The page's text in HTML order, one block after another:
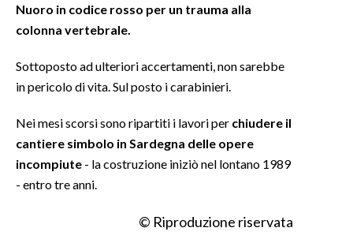
#CARAUNIONE
INSULARITÀ
INFO AZIENDE
ANNUNCI
Nuoro in codice rosso per un trauma alla
colonna vertebrale.
Sottoposto ad ulteriori accertamenti, non sarebbe
in pericolo di vita. Sul posto i carabinieri.
Nei mesi scorsi sono ripartiti i lavori per chiudere il
cantiere simbolo in Sardegna delle opere
incompiute - la costruzione iniziò nel lontano 1989
- entro tre anni.
© Riproduzione riservata